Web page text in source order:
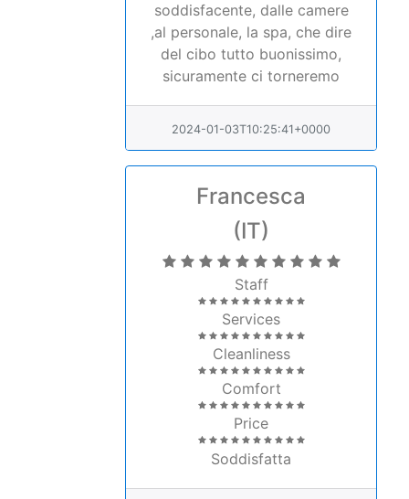
soddisfacente, dalle camere
,al personale, la spa, che dire
del cibo tutto buonissimo,
sicuramente ci torneremo
2024-01-03T10:25:41+0000
Francesca
(IT)
Staff
Services
Cleanliness
Comfort
Price
Soddisfatta